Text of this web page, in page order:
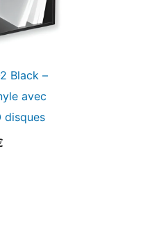
Black –
avec
disques